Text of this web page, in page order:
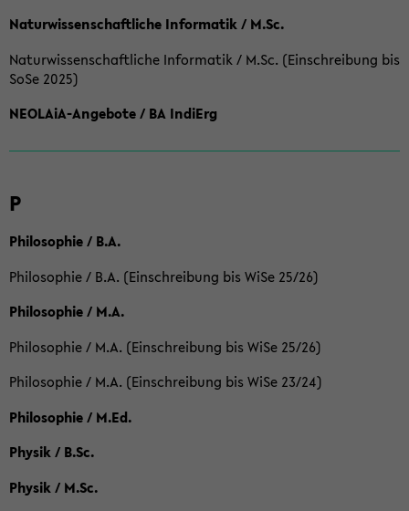
Naturwissenschaftliche Informatik / M.Sc.
Naturwissenschaftliche Informatik / M.Sc. (Einschreibung bis
SoSe 2025)
NEOLAiA-Angebote / BA IndiErg
P
Philosophie / B.A.
Philosophie / B.A. (Einschreibung bis WiSe 25/26)
Philosophie / M.A.
Philosophie / M.A. (Einschreibung bis WiSe 25/26)
Philosophie / M.A. (Einschreibung bis WiSe 23/24)
Philosophie / M.Ed.
Physik / B.Sc.
Physik / M.Sc.